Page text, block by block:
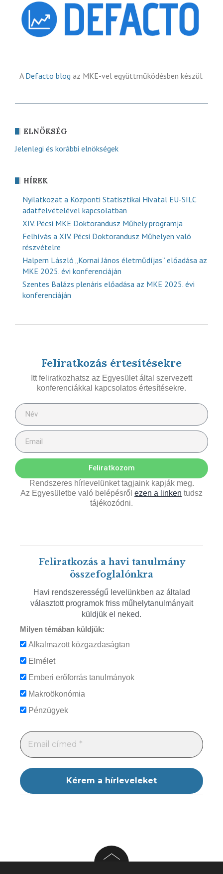
A Defacto blog az MKE-vel együttműködésben készül.
ELNÖKSÉG
Jelenlegi és korábbi elnökségek
HÍREK
Nyilatkozat a Központi Statisztikai Hivatal EU-SILC
adatfelvételével kapcsolatban
XIV. Pécsi MKE Doktorandusz Műhely programja
Felhívás a XIV. Pécsi Doktorandusz Műhelyen való
részvételre
Halpern László „Kornai János életműdíjas” előadása az
MKE 2025. évi konferenciáján
Szentes Balázs plenáris előadása az MKE 2025. évi
konferenciáján
Feliratkozás értesítésekre
Itt feliratkozhatsz az Egyesület által szervezett
konferenciákkal kapcsolatos értesítésekre.
Feliratkozom
Rendszeres hírlevelünket tagjaink kapják meg.
Az Egyesületbe való belépésről ezen a linken tudsz
tájékozódni.
Feliratkozás a havi tanulmány
összefoglalónkra
Havi rendszerességű levelünkben az általad
választott programok friss műhelytanulmányait
küldjük el neked.
Milyen témában küldjük:
Alkalmazott közgazdaságtan
Elmélet
Emberi erőforrás tanulmányok
Makroökonómia
Pénzügyek